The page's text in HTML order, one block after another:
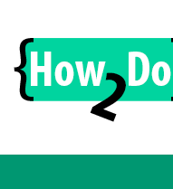
content
Praktické
tipy